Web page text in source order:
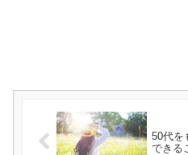
50代を
できる